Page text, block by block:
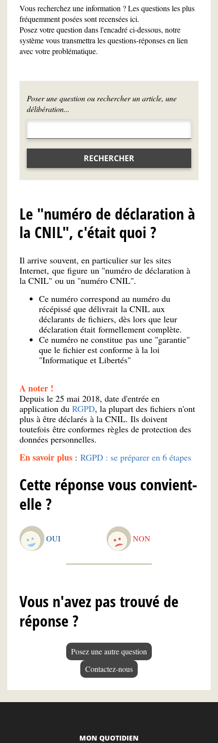
Vous recherchez une information ? Les questions les plus
fréquemment posées sont recensées ici.
Posez votre question dans l'encadré ci-dessous, notre
système vous transmettra les questions-réponses en lien
avec votre problématique.
Poser une question ou rechercher un article, une
délibération...
RECHERCHER
Le "numéro de déclaration à
la CNIL", c'était quoi ?
Il arrive souvent, en particulier sur les sites
Internet, que figure un "numéro de déclaration à
la CNIL" ou un "numéro CNIL".
Ce numéro correspond au numéro du
récépissé que délivrait la CNIL aux
déclarants de fichiers, dès lors que leur
déclaration était formellement complète.
Ce numéro ne constitue pas une "garantie"
que le fichier est conforme à la loi
"Informatique et Libertés"
A noter !
Depuis le 25 mai 2018, date d'entrée en
application du RGPD, la plupart des fichiers n'ont
plus à être déclarés à la CNIL. Ils doivent
toutefois être conformes règles de protection des
données personnelles.
En savoir plus : RGPD : se préparer en 6 étapes
Cette réponse vous convient-
elle ?
OUI NON
Vous n'avez pas trouvé de
réponse ?
Posez une autre question
Contactez-nous
MON QUOTIDIEN